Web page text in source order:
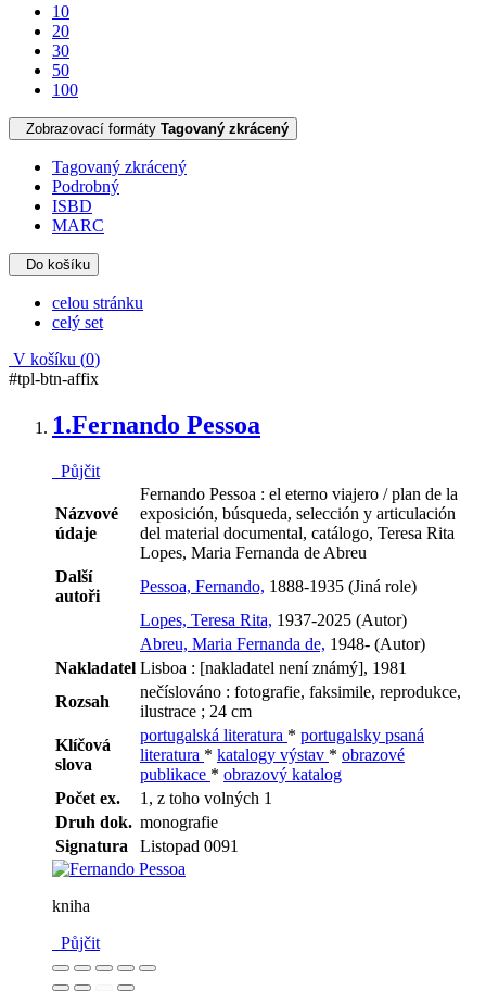
10
20
30
50
100
Zobrazovací formáty Tagovaný zkrácený
Tagovaný zkrácený
Podrobný
ISBD
MARC
Do košíku
celou stránku
celý set
V košíku (0)
#tpl-btn-affix
1.Fernando Pessoa
Půjčit
Názvové
údaje
Fernando Pessoa : el eterno viajero / plan de la
exposición, búsqueda, selección y articulación
del material documental, catálogo, Teresa Rita
Lopes, Maria Fernanda de Abreu
Další
autoři
Pessoa, Fernando, 1888-1935 (Jiná role)
Lopes, Teresa Rita, 1937-2025 (Autor)
Abreu, Maria Fernanda de, 1948- (Autor)
Nakladatel Lisboa : [nakladatel není známý], 1981
Rozsah
nečíslováno : fotografie, faksimile, reprodukce,
ilustrace ; 24 cm
Klíčová
slova
portugalská literatura * portugalsky psaná
literatura * katalogy výstav * obrazové
publikace * obrazový katalog
Počet ex.
1, z toho volných 1
Druh dok. monografie
Signatura
Listopad 0091
kniha
Půjčit